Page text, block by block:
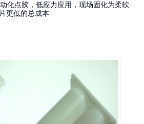
化点胶，低应力应用，现场固化为柔软
更低的总成本